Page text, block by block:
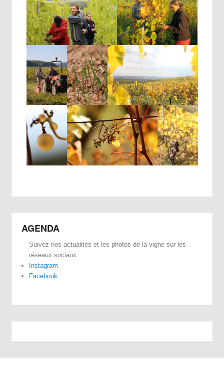
AGENDA
Suivez nos actualités et les photos de la vigne sur les
réseaux sociaux:
Instagram
Facebook